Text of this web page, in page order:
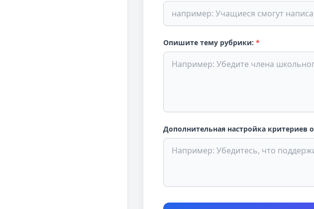
Опишите тему рубрики: *
Дополнительная настройка критериев